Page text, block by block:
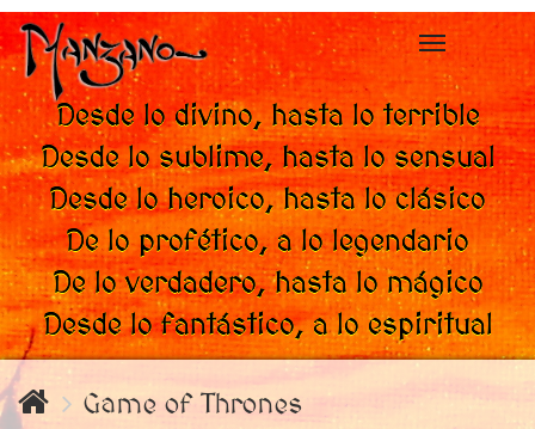
Toggle
navigation
Desde lo divino, hasta lo terrible
Desde lo sublime, hasta lo sensual
Desde lo heroico, hasta lo clásico
De lo profético, a lo legendario
De lo verdadero, hasta lo mágico
Desde lo fantástico, a lo espiritual
Game of Thrones